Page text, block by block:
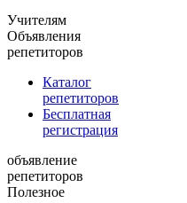
Учителям
Объявления
репетиторов
Каталог
репетиторов
Бесплатная
регистрация
объявление
репетиторов
Полезное